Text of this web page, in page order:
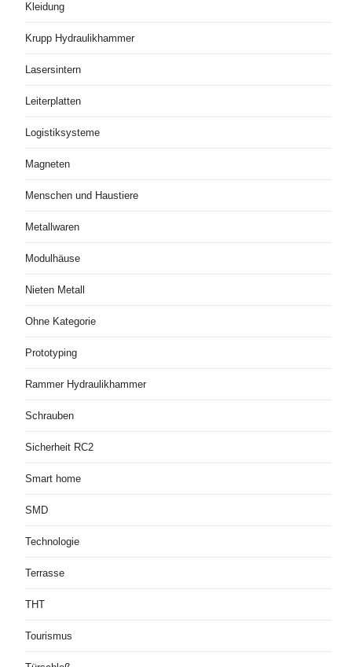
Kleidung
Krupp Hydraulikhammer
Lasersintern
Leiterplatten
Logistiksysteme
Magneten
Menschen und Haustiere
Metallwaren
Modulhäuse
Nieten Metall
Ohne Kategorie
Prototyping
Rammer Hydraulikhammer
Schrauben
Sicherheit RC2
Smart home
SMD
Technologie
Terrasse
THT
Tourismus